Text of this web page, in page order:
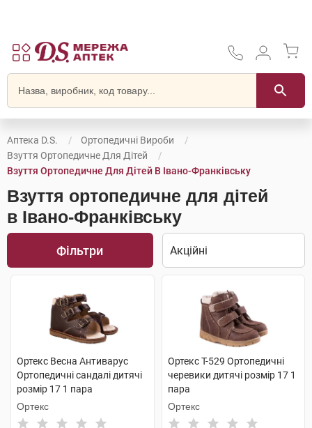
Аптека D.S.
Ортопедичні Вироби
Взуття Ортопедичне Для Дітей
Взуття Ортопедичне Для Дітей В Івано-Франківську
Взуття ортопедичне для дітей
в Івано-Франківську
Фільтри
Ортекс Весна Антиварус
Ортопедичні сандалі дитячі
розмір 17 1 пара
Ортекс
Ортекс Т-529 Ортопедичні
черевики дитячі розмір 17 1
пара
Ортекс